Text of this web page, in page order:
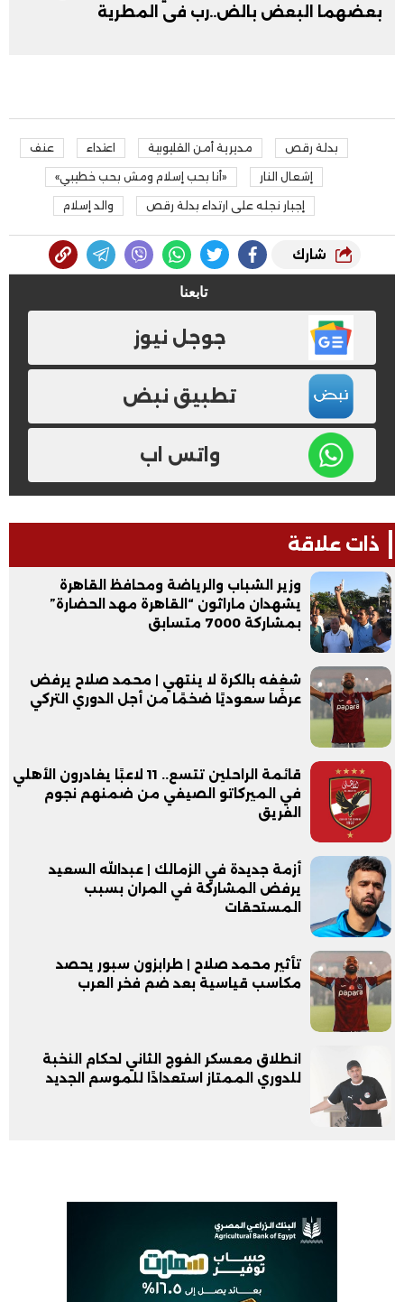
بعضهما البعض بالض..رب فى المطرية
بدلة رقص مديرية أمن القليوبية اعتداء عنف
إشعال النار «أنا بحب إسلام ومش بحب خطيبي»
إجبار نجله على ارتداء بدلة رقص والد إسلام
شارك
تابعنا
جوجل نيوز
تطبيق نبض
واتس اب
ذات علاقة
وزير الشباب والرياضة ومحافظ القاهرة
يشهدان ماراثون “القاهرة مهد الحضارة”
بمشاركة 7000 متسابق
شغفه بالكرة لا ينتهي | محمد صلاح يرفض
عرضًا سعوديًا ضخمًا من أجل الدوري التركي
قائمة الراحلين تتسع.. 11 لاعبًا يغادرون الأهلي
في الميركاتو الصيفي من ضمنهم نجوم
الفريق
أزمة جديدة في الزمالك | عبدالله السعيد
يرفض المشاركة في المران بسبب
المستحقات
تأثير محمد صلاح | طرابزون سبور يحصد
مكاسب قياسية بعد ضم فخر العرب
انطلاق معسكر الفوج الثاني لحكام النخبة
للدوري الممتاز استعدادًا للموسم الجديد